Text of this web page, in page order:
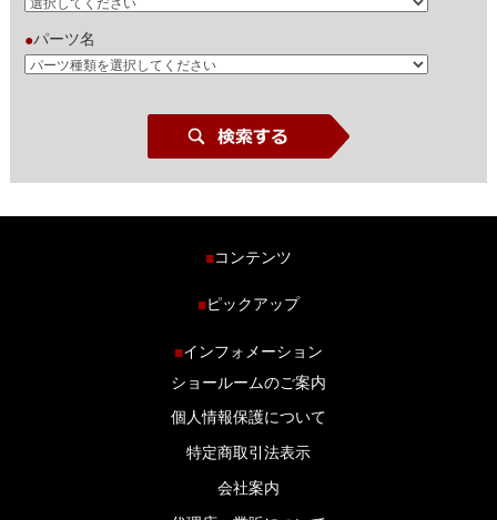
●パーツ名
■コンテンツ
商品ラインナップ
ブログ
■ピックアップ
■インフォメーション
ショールームのご案内
個人情報保護について
特定商取引法表示
会社案内